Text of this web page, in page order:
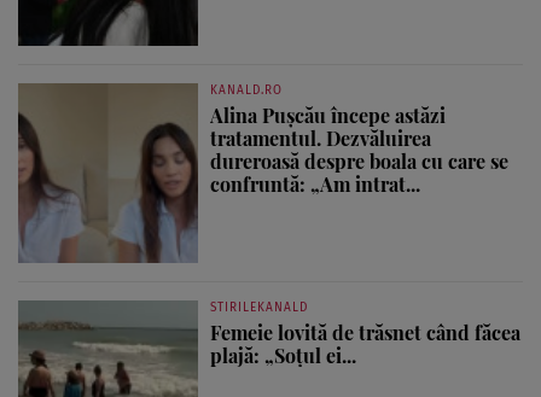
KANALD.RO
Alina Pușcău începe astăzi
tratamentul. Dezvăluirea
dureroasă despre boala cu care se
confruntă: „Am intrat...
STIRILEKANALD
Femeie lovită de trăsnet când făcea
plajă: „Soțul ei...